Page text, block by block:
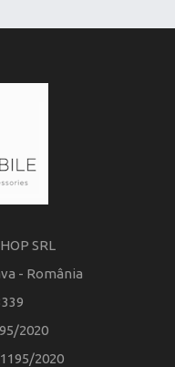
SRL
- România
2020
2020